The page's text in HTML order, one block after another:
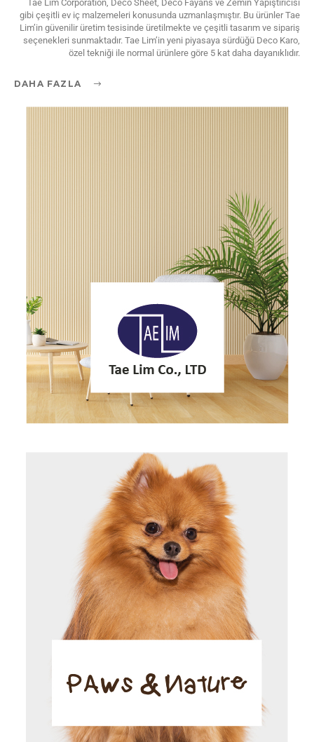
Tae Lim Corporation, Deco Sheet, Deco Fayans ve Zemin Yapıştırıcısı
gibi çeşitli ev iç malzemeleri konusunda uzmanlaşmıştır. Bu ürünler Tae
Lim’in güvenilir üretim tesisinde üretilmekte ve çeşitli tasarım ve sipariş
seçenekleri sunmaktadır. Tae Lim’in yeni piyasaya sürdüğü Deco Karo,
özel tekniği ile normal ürünlere göre 5 kat daha dayanıklıdır.
DAHA FAZLA